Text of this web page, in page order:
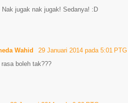
jugak nak jugak! Sedanya! :D
Wahid
29 Januari 2014 pada 5:01 PTG
boleh tak???